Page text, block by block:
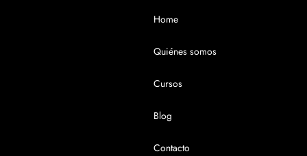
Home
Quiénes somos
Cursos
Blog
Contacto